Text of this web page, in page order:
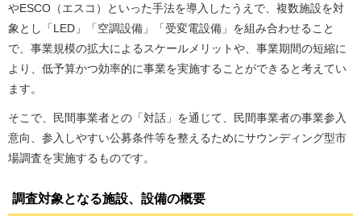
やESCO（エスコ）といった手法を導入したうえで、複数施設を対
象とし「LED」「空調設備」「受変電設備」を組み合わせること
で、事業規模の拡大によるスケールメリットや、事業期間の短縮に
より、低予算かつ効率的に事業を実施することができると考えてい
ます。
そこで、民間事業者との「対話」を通じて、民間事業者の事業参入
意向、参入しやすい公募条件等を整えるためにサウンディング型市
場調査を実施するものです。
調査対象となる施設、設備の概要